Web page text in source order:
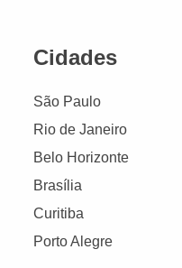
Cidades
São Paulo
Rio de Janeiro
Belo Horizonte
Brasília
Curitiba
Porto Alegre